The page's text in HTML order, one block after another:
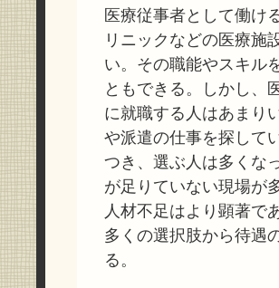
医療従事者として働け
リニックなどの医療施
い。その職能やスキル
ともできる。しかし、
に就職する人はあまり
や派遣の仕事を探して
つき、選ぶ人は多くな
が足りていない現場が
人材不足はより顕著で
多くの選択肢から待遇
る。